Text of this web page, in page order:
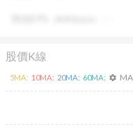
股價K線
5MA: 10MA: 20MA: 60MA: settings